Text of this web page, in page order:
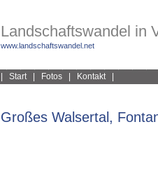
Landschaftswandel in
www.landschaftswandel.net
Start| Fotos Kontakt|
Großes Walsertal,